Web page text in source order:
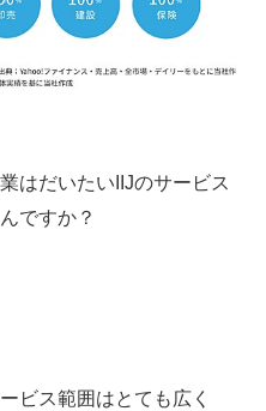
はだいたいIIJのサービス
ですか？
ビス範囲はとても広く